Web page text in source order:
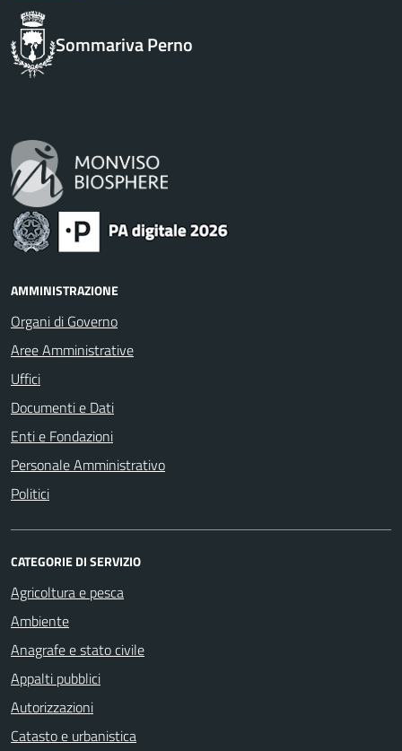
Sommariva Perno
AMMINISTRAZIONE
Organi di Governo
Aree Amministrative
Uffici
Documenti e Dati
Enti e Fondazioni
Personale Amministrativo
Politici
CATEGORIE DI SERVIZIO
Agricoltura e pesca
Ambiente
Anagrafe e stato civile
Appalti pubblici
Autorizzazioni
Catasto e urbanistica